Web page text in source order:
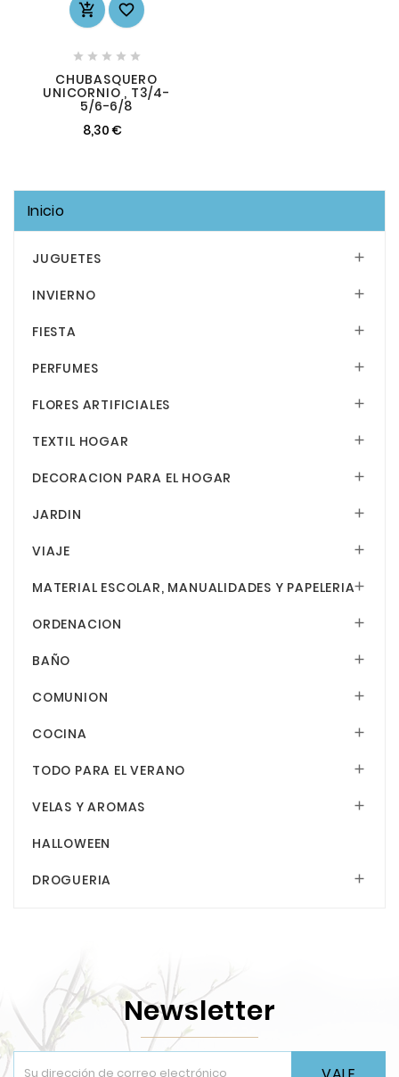
 
    
CHUBASQUERO
UNICORNIO , T3/4-
5/6-6/8
8,30 €
Inicio
JUGUETES 
INVIERNO 
FIESTA 
PERFUMES 
FLORES ARTIFICIALES 
TEXTIL HOGAR 
DECORACION PARA EL HOGAR 
JARDIN 
VIAJE 
MATERIAL ESCOLAR, MANUALIDADES Y PAPELERIA
ORDENACION 
BAÑO 
COMUNION 
COCINA 
TODO PARA EL VERANO 
VELAS Y AROMAS 
HALLOWEEN
DROGUERIA 
Newsletter